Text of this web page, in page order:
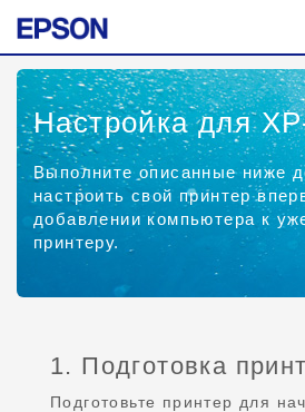
Настройка для
Выполните описанные ниже
настроить свой принтер
добавлении компьютера к
принтеру.
1. Подготовка
Подготовьте принтер для